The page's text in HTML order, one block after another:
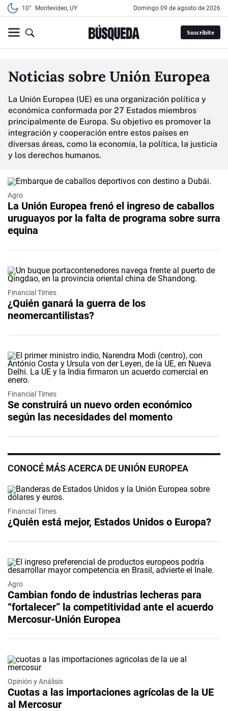
10° Montevideo, UY domingo 09 de agosto de 2026
Suscribite
Noticias sobre Unión Europea
La Unión Europea (UE) es una organización política y
económica conformada por 27 Estados miembros
principalmente de Europa. Su objetivo es promover la
integración y cooperación entre estos países en
diversas áreas, como la economía, la política, la justicia
y los derechos humanos.
Agro
La Unión Europea frenó el ingreso de caballos
uruguayos por la falta de programa sobre surra
equina
Financial Times
¿Quién ganará la guerra de los
neomercantilistas?
Financial Times
Se construirá un nuevo orden económico
según las necesidades del momento
CONOCÉ MÁS ACERCA DE UNIÓN EUROPEA
Financial Times
¿Quién está mejor, Estados Unidos o Europa?
Agro
Cambian fondo de industrias lecheras para
“fortalecer” la competitividad ante el acuerdo
Mercosur-Unión Europea
Opinión y Análisis
Cuotas a las importaciones agrícolas de la UE
al Mercosur